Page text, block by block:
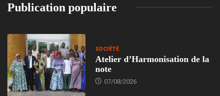
Publication populaire
SOCIÉTÉ
Atelier d’Harmonisation de la
note
07/08/2026